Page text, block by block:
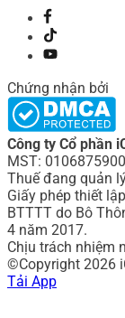
Chứng nhận bởi
Công ty Cổ phần
MST:
Thuế đang quản
Giấy phép thiết
BTTTT do Bô
4 năm 2017.
Chịu trách nhiệm
©Copyright 2026
Tải App